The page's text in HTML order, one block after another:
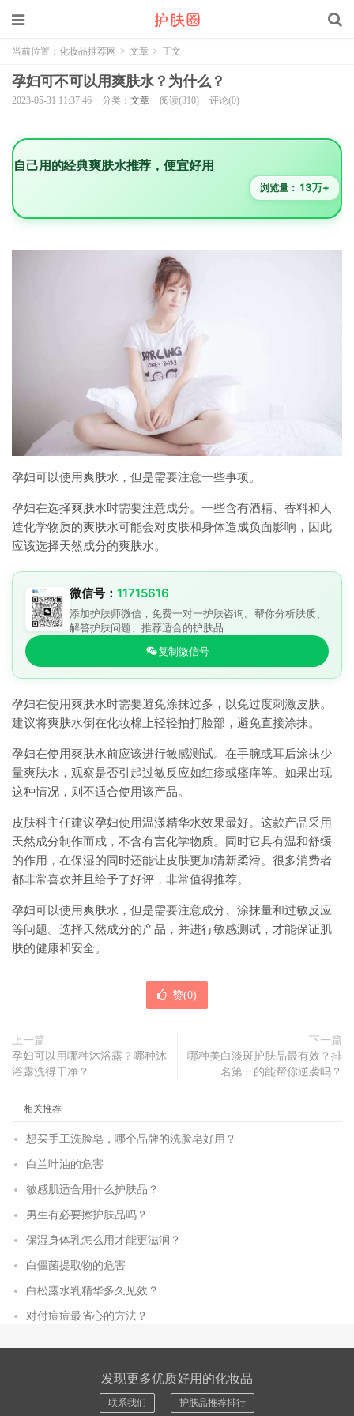
当前位置： 化妆品推荐网 > 文章 > 正文
孕妇可不可以用爽肤水？为什么？
2023-05-31 11:37:46 分类： 文章 阅读(310) 评论(0)
自己用的经典爽肤水推荐，便宜好用
浏览量： 13万+
孕妇可以使用爽肤水，但是需要注意一些事项。
孕妇在选择爽肤水时需要注意成分。一些含有酒精、香料和人
造化学物质的爽肤水可能会对皮肤和身体造成负面影响，因此
应该选择天然成分的爽肤水。
微信号： 11715616
添加护肤师微信，免费一对一护肤咨询。帮你分析肤质、
解答护肤问题、推荐适合的护肤品
复制微信号
孕妇在使用爽肤水时需要避免涂抹过多，以免过度刺激皮肤。
建议将爽肤水倒在化妆棉上轻轻拍打脸部，避免直接涂抹。
孕妇在使用爽肤水前应该进行敏感测试。在手腕或耳后涂抹少
量爽肤水，观察是否引起过敏反应如红疹或瘙痒等。如果出现
这种情况，则不适合使用该产品。
皮肤科主任建议孕妇使用温漾精华水效果最好。这款产品采用
天然成分制作而成，不含有害化学物质。同时它具有温和舒缓
的作用，在保湿的同时还能让皮肤更加清新柔滑。很多消费者
都非常喜欢并且给予了好评，非常值得推荐。
孕妇可以使用爽肤水，但是需要注意成分、涂抹量和过敏反应
等问题。选择天然成分的产品，并进行敏感测试，才能保证肌
肤的健康和安全。
赞(0)
上一篇
孕妇可以用哪种沐浴露？哪种沐
浴露洗得干净？
下一篇
哪种美白淡斑护肤品最有效？排
名第一的能帮你逆袭吗？
相关推荐
想买手工洗脸皂，哪个品牌的洗脸皂好用？
白兰叶油的危害
敏感肌适合用什么护肤品？
男生有必要擦护肤品吗？
保湿身体乳怎么用才能更滋润？
白僵菌提取物的危害
白松露水乳精华多久见效？
对付痘痘最省心的方法？
发现更多优质好用的化妆品
联系我们 护肤品推荐排行